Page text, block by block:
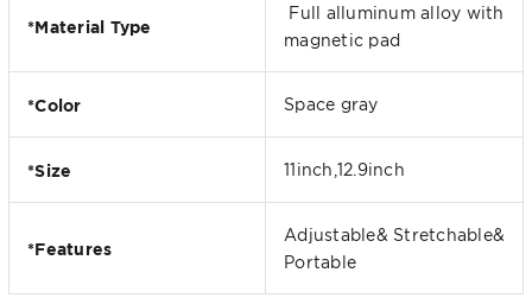
*Material Type
Full alluminum alloy with
magnetic pad
*Color Space gray
*Size 11inch,12.9inch
*Features
Adjustable& Stretchable&
Portable